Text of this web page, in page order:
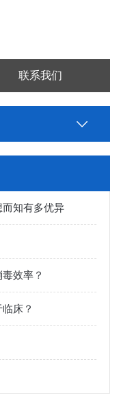
联系我们
知有多优异
效率？
床？